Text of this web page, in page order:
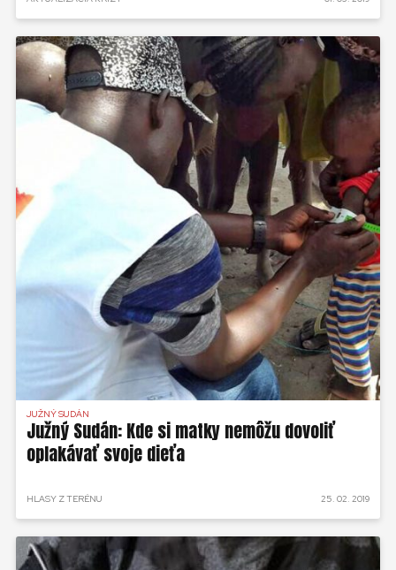
JUŽNÝ SUDÁN
Južný Sudán: Kde si matky nemôžu dovoliť
oplakávať svoje dieťa
HLASY Z TERÉNU 25. 02. 2019